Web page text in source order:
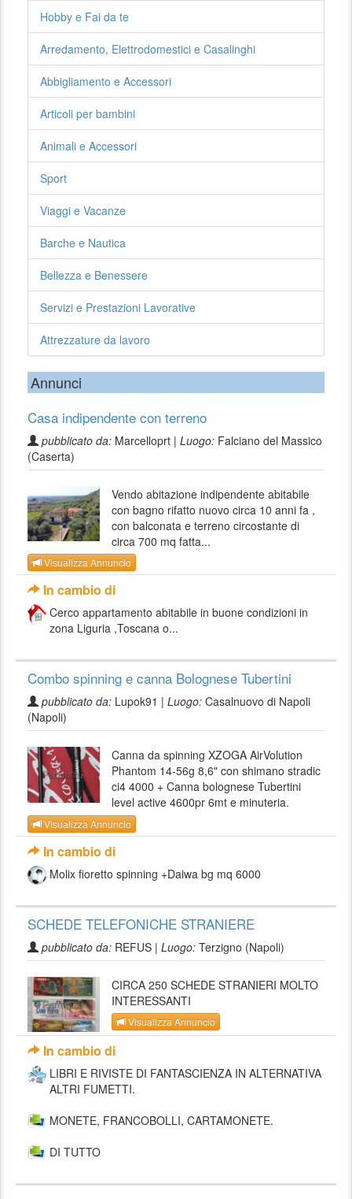
Hobby e Fai da te
Arredamento, Elettrodomestici e Casalinghi
Abbigliamento e Accessori
Articoli per bambini
Animali e Accessori
Sport
Viaggi e Vacanze
Barche e Nautica
Bellezza e Benessere
Servizi e Prestazioni Lavorative
Attrezzature da lavoro
Annunci
Casa indipendente con terreno
pubblicato da: Marcelloprt | Luogo: Falciano del Massico
(Caserta)
Vendo abitazione indipendente abitabile
con bagno rifatto nuovo circa 10 anni fa ,
con balconata e terreno circostante di
circa 700 mq fatta...
Visualizza Annuncio
In cambio di
Cerco appartamento abitabile in buone condizioni in
zona Liguria ,Toscana o...
Combo spinning e canna Bolognese Tubertini
pubblicato da: Lupok91 | Luogo: Casalnuovo di Napoli
(Napoli)
Canna da spinning XZOGA AirVolution
Phantom 14-56g 8,6" con shimano stradic
ci4 4000 + Canna bolognese Tubertini
level active 4600pr 6mt e minuteria.
Visualizza Annuncio
In cambio di
Molix fioretto spinning +Daiwa bg mq 6000
SCHEDE TELEFONICHE STRANIERE
pubblicato da: REFUS | Luogo: Terzigno (Napoli)
CIRCA 250 SCHEDE STRANIERI MOLTO
INTERESSANTI
Visualizza Annuncio
In cambio di
LIBRI E RIVISTE DI FANTASCIENZA IN ALTERNATIVA
ALTRI FUMETTI.
MONETE, FRANCOBOLLI, CARTAMONETE.
DI TUTTO